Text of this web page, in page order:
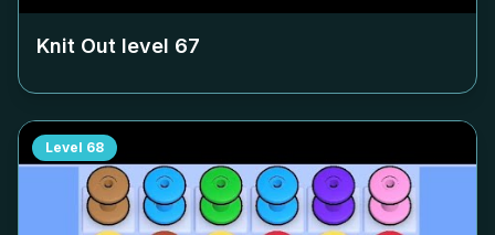
Knit Out level 67
Level 68